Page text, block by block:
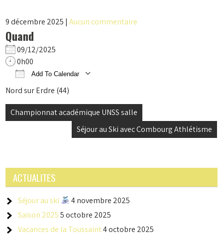
9 décembre 2025 |Aucun commentaire
Quand
09/12/2025
0h00
Add To Calendar
Download ICSGoogle Calendar
Nord sur Erdre (44)
Navigation
Championnat académique UNSS salle
Séjour au Ski avec Combourg Athlétisme
ACTUALITES
Séjour au ski
4 novembre 2025
Saison 2025 5 octobre 2025
Vacances de la Toussaint4 octobre 2025